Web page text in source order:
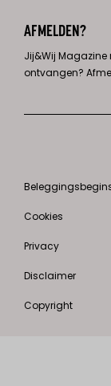
AFMELDEN?
Jij&Wij Magazine
ontvangen?
Cookies
Privacy
Disclaimer
Copyright